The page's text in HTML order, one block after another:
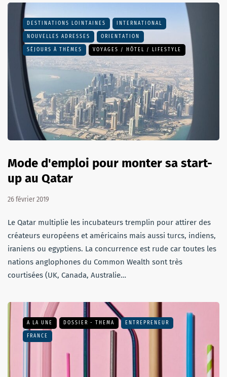
DESTINATIONS LOINTAINES INTERNATIONAL
NOUVELLES ADRESSES ORIENTATION
SÉJOURS À THÈMES VOYAGES / HÔTEL / LIFESTYLE
Mode d'emploi pour monter sa start-
up au Qatar
26 février 2019
Le Qatar multiplie les incubateurs tremplin pour attirer des
créateurs européens et américains mais aussi turcs, indiens,
iraniens ou egyptiens. La concurrence est rude car toutes les
nations anglophones du Common Wealth sont très
courtisées (UK, Canada, Australie…
A LA UNE DOSSIER - THEMA ENTREPRENEUR
FRANCE